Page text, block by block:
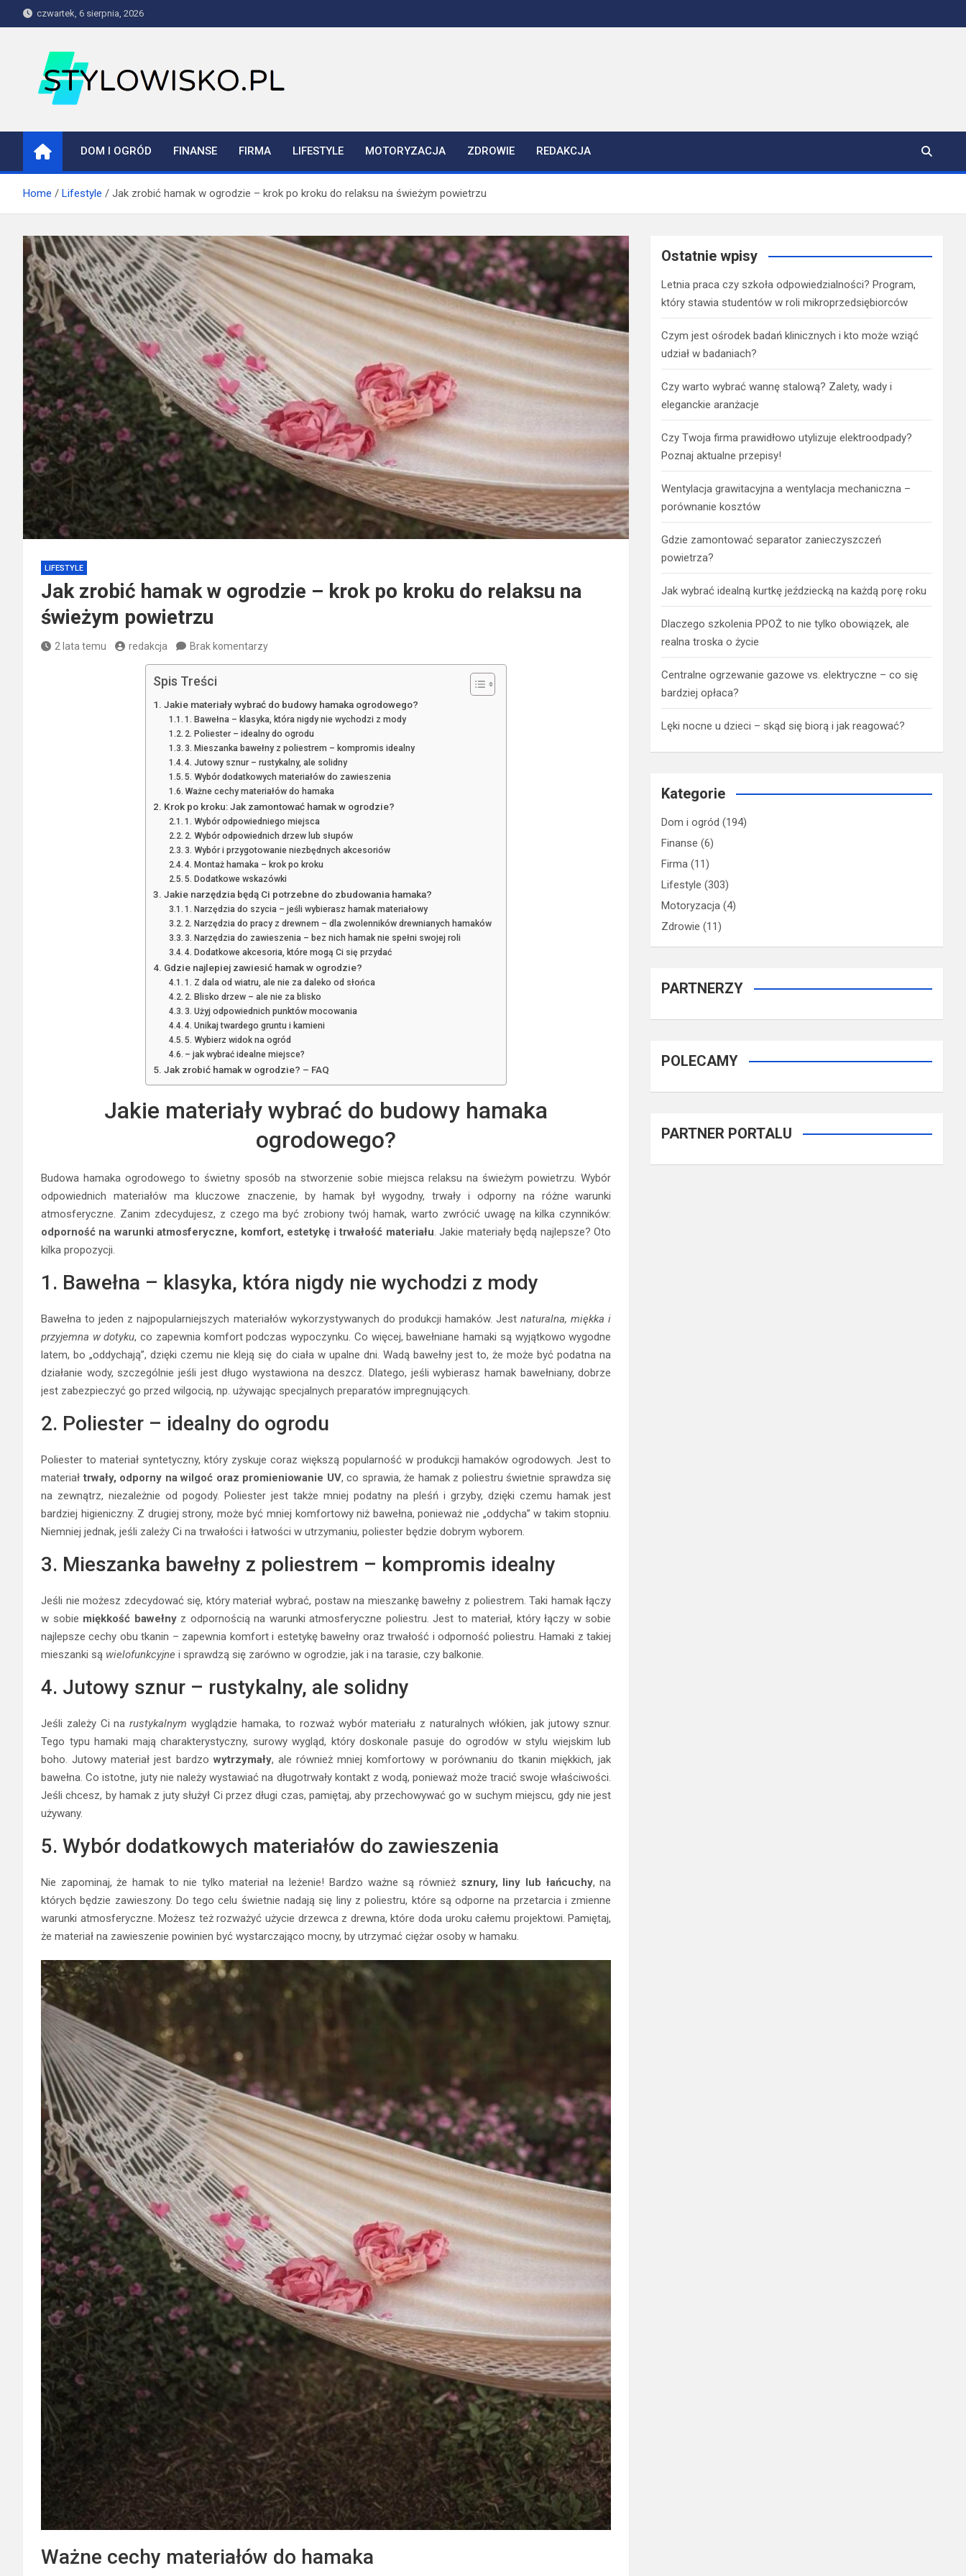
to
czwartek, 6 sierpnia, 2026
stylowisko.pl
DOM I OGRÓD FINANSE FIRMA LIFESTYLE MOTORYZACJA ZDROWIE REDAKCJA
Home Lifestyle Jak zrobić hamak w ogrodzie – krok po kroku do relaksu na świeżym powietrzu
LIFESTYLE
Jak zrobić hamak w ogrodzie – krok po kroku do relaksu na
świeżym powietrzu
2 lata temu redakcja Brak komentarzy
Spis Treści
Jakie materiały wybrać do budowy hamaka ogrodowego?
1. Bawełna – klasyka, która nigdy nie wychodzi z mody
2. Poliester – idealny do ogrodu
3. Mieszanka bawełny z poliestrem – kompromis idealny
4. Jutowy sznur – rustykalny, ale solidny
5. Wybór dodatkowych materiałów do zawieszenia
Ważne cechy materiałów do hamaka
Krok po kroku: Jak zamontować hamak w ogrodzie?
1. Wybór odpowiedniego miejsca
2. Wybór odpowiednich drzew lub słupów
3. Wybór i przygotowanie niezbędnych akcesoriów
4. Montaż hamaka – krok po kroku
5. Dodatkowe wskazówki
Jakie narzędzia będą Ci potrzebne do zbudowania hamaka?
1. Narzędzia do szycia – jeśli wybierasz hamak materiałowy
2. Narzędzia do pracy z drewnem – dla zwolenników drewnianych hamaków
3. Narzędzia do zawieszenia – bez nich hamak nie spełni swojej roli
4. Dodatkowe akcesoria, które mogą Ci się przydać
Gdzie najlepiej zawiesić hamak w ogrodzie?
1. Z dala od wiatru, ale nie za daleko od słońca
2. Blisko drzew – ale nie za blisko
3. Użyj odpowiednich punktów mocowania
4. Unikaj twardego gruntu i kamieni
5. Wybierz widok na ogród
– jak wybrać idealne miejsce?
Jak zrobić hamak w ogrodzie? – FAQ
Jakie materiały wybrać do budowy hamaka
ogrodowego?
Budowa hamaka ogrodowego to świetny sposób na stworzenie sobie miejsca relaksu na świeżym powietrzu. Wybór
odpowiednich materiałów ma kluczowe znaczenie, by hamak był wygodny, trwały i odporny na różne warunki
atmosferyczne. Zanim zdecydujesz, z czego ma być zrobiony twój hamak, warto zwrócić uwagę na kilka czynników:
odporność na warunki atmosferyczne, komfort, estetykę i trwałość materiału. Jakie materiały będą najlepsze? Oto
kilka propozycji.
1. Bawełna – klasyka, która nigdy nie wychodzi z mody
Bawełna to jeden z najpopularniejszych materiałów wykorzystywanych do produkcji hamaków. Jestnaturalna, miękka i
przyjemna w dotyku, co zapewnia komfort podczas wypoczynku. Co więcej, bawełniane hamaki są wyjątkowo wygodne
latem, bo „oddychają”, dzięki czemu nie kleją się do ciała w upalne dni. Wadą bawełny jest to, że może być podatna na
działanie wody, szczególnie jeśli jest długo wystawiona na deszcz. Dlatego, jeśli wybierasz hamak bawełniany, dobrze
jest zabezpieczyć go przed wilgocią, np. używając specjalnych preparatów impregnujących.
2. Poliester – idealny do ogrodu
Poliester to materiał syntetyczny, który zyskuje coraz większą popularność w produkcji hamaków ogrodowych. Jest to
materiałtrwały, odporny na wilgoć oraz promieniowanie UV, co sprawia, że hamak z poliestru świetnie sprawdza się
na zewnątrz, niezależnie od pogody. Poliester jest także mniej podatny na pleśń i grzyby, dzięki czemu hamak jest
bardziej higieniczny. Z drugiej strony, może być mniej komfortowy niż bawełna, ponieważ nie „oddycha” w takim stopniu.
Niemniej jednak, jeśli zależy Ci na trwałości i łatwości w utrzymaniu, poliester będzie dobrym wyborem.
3. Mieszanka bawełny z poliestrem – kompromis idealny
Jeśli nie możesz zdecydować się, który materiał wybrać, postaw na mieszankę bawełny z poliestrem. Taki hamak łączy
w sobie miękkość bawełnyz odpornością na warunki atmosferyczne poliestru. Jest to materiał, który łączy w sobie
najlepsze cechy obu tkanin – zapewnia komfort i estetykę bawełny oraz trwałość i odporność poliestru. Hamaki z takiej
mieszanki są wielofunkcyjne i sprawdzą się zarówno w ogrodzie, jak i na tarasie, czy balkonie.
4. Jutowy sznur – rustykalny, ale solidny
Jeśli zależy Ci narustykalnym wyglądzie hamaka, to rozważ wybór materiału z naturalnych włókien, jak jutowy sznur.
Tego typu hamaki mają charakterystyczny, surowy wygląd, który doskonale pasuje do ogrodów w stylu wiejskim lub
boho. Jutowy materiał jest bardzowytrzymały, ale również mniej komfortowy w porównaniu do tkanin miękkich, jak
bawełna. Co istotne, juty nie należy wystawiać na długotrwały kontakt z wodą, ponieważ może tracić swoje właściwości.
Jeśli chcesz, by hamak z juty służył Ci przez długi czas, pamiętaj, aby przechowywać go w suchym miejscu, gdy nie jest
używany.
5. Wybór dodatkowych materiałów do zawieszenia
Nie zapominaj, że hamak to nie tylko materiał na leżenie! Bardzo ważne są również sznury, liny lub łańcuchy, na
których będzie zawieszony. Do tego celu świetnie nadają się liny z poliestru, które są odporne na przetarcia i zmienne
warunki atmosferyczne. Możesz też rozważyć użycie drzewca z drewna, które doda uroku całemu projektowi. Pamiętaj,
że materiał na zawieszenie powinien być wystarczająco mocny, by utrzymać ciężar osoby w hamaku.
Ważne cechy materiałów do hamaka
Ostatnie wpisy
Letnia praca czy szkoła odpowiedzialności? Program,
który stawia studentów w roli mikroprzedsiębiorców
Czym jest ośrodek badań klinicznych i kto może wziąć
udział w badaniach?
Czy warto wybrać wannę stalową? Zalety, wady i
eleganckie aranżacje
Czy Twoja firma prawidłowo utylizuje elektroodpady?
Poznaj aktualne przepisy!
Wentylacja grawitacyjna a wentylacja mechaniczna –
porównanie kosztów
Gdzie zamontować separator zanieczyszczeń
powietrza?
Jak wybrać idealną kurtkę jeździecką na każdą porę roku
Dlaczego szkolenia PPOŻ to nie tylko obowiązek, ale
realna troska o życie
Centralne ogrzewanie gazowe vs. elektryczne – co się
bardziej opłaca?
Lęki nocne u dzieci – skąd się biorą i jak reagować?
Kategorie
Dom i ogród (194)
Finanse (6)
Firma (11)
Lifestyle (303)
Motoryzacja (4)
Zdrowie (11)
PARTNERZY
POLECAMY
PARTNER PORTALU